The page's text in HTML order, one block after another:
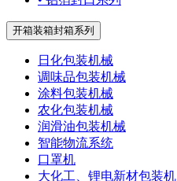
开箱装箱封箱系列
日化包装机械
调味品包装机械
涂料包装机械
农化包装机械
润滑油包装机械
智能物流系统
口罩机
大化工、锂电新材包装机